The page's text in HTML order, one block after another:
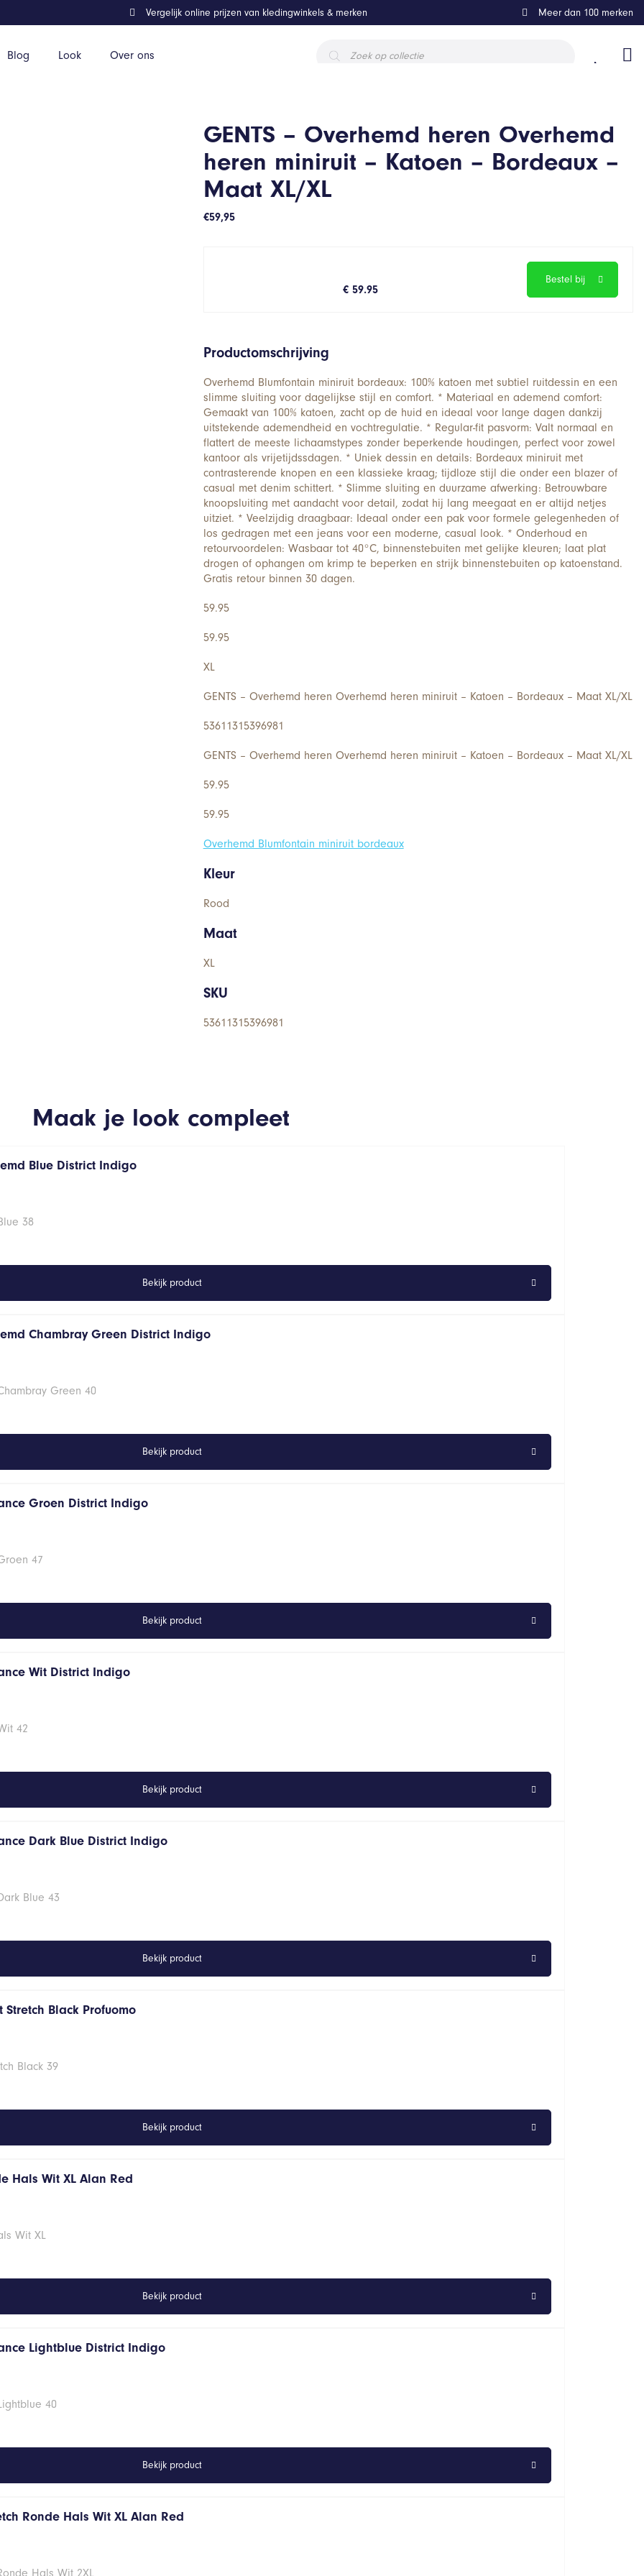
Blog Look Over ons
zoeken
Vergelijk online prijzen van kledingwinkels & merken Meer dan 100 merken
GENTS – Overhemd heren Overhemd
heren miniruit – Katoen – Bordeaux –
Maat XL/XL
€59,95
€ 59.95
Bestel bij
Productomschrijving
Overhemd Blumfontain miniruit bordeaux: 100% katoen met subtiel ruitdessin en een
slimme sluiting voor dagelijkse stijl en comfort. * Materiaal en ademend comfort:
Gemaakt van 100% katoen, zacht op de huid en ideaal voor lange dagen dankzij
uitstekende ademendheid en vochtregulatie. * Regular-fit pasvorm: Valt normaal en
flattert de meeste lichaamstypes zonder beperkende houdingen, perfect voor zowel
kantoor als vrijetijdssdagen. * Uniek dessin en details: Bordeaux miniruit met
contrasterende knopen en een klassieke kraag; tijdloze stijl die onder een blazer of
casual met denim schittert. * Slimme sluiting en duurzame afwerking: Betrouwbare
knoopsluiting met aandacht voor detail, zodat hij lang meegaat en er altijd netjes
uitziet. * Veelzijdig draagbaar: Ideaal onder een pak voor formele gelegenheden of
los gedragen met een jeans voor een moderne, casual look. * Onderhoud en
retourvoordelen: Wasbaar tot 40°C, binnenstebuiten met gelijke kleuren; laat plat
drogen of ophangen om krimp te beperken en strijk binnenstebuiten op katoenstand.
Gratis retour binnen 30 dagen.
59.95
59.95
XL
GENTS – Overhemd heren Overhemd heren miniruit – Katoen – Bordeaux – Maat XL/XL
53611315396981
GENTS – Overhemd heren Overhemd heren miniruit – Katoen – Bordeaux – Maat XL/XL
59.95
59.95
Overhemd Blumfontain miniruit bordeaux
Kleur
Rood
Maat
XL
SKU
53611315396981
Maak je look compleet
Blue District Indigo
38
Bekijk product
Chambray Green District Indigo
Green 40
Bekijk product
Groen District Indigo
47
Bekijk product
Wit District Indigo
42
Bekijk product
Dark Blue District Indigo
Blue 43
Bekijk product
Stretch Black Profuomo
Black 39
Bekijk product
Hals Wit XL Alan Red
Wit XL
Bekijk product
Lightblue District Indigo
40
Bekijk product
Ronde Hals Wit XL Alan Red
Hals Wit 2XL